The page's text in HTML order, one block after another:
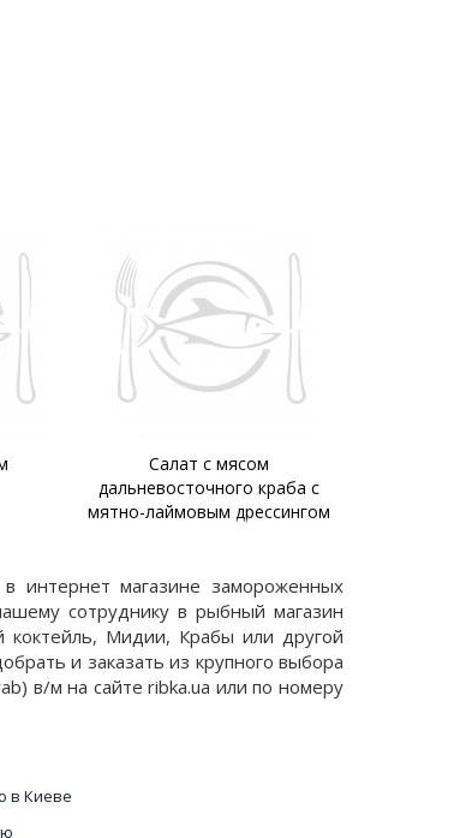
Салат с мясом
дальневосточного краба с
мятно-лаймовым дрессингом
интернет магазине замороженных
сотруднику в рыбный магазин
Мидии, Крабы или другой
и заказать из крупного выбора
в/м на сайте ribka.ua или по номеру
в Киеве